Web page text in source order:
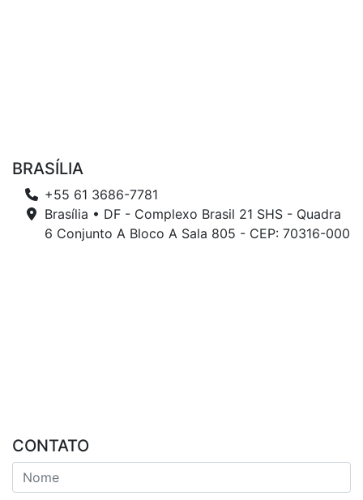
BRASÍLIA
+55 61 3686-7781
Brasília • DF - Complexo Brasil 21 SHS - Quadra
6 Conjunto A Bloco A Sala 805 - CEP: 70316-000
CONTATO